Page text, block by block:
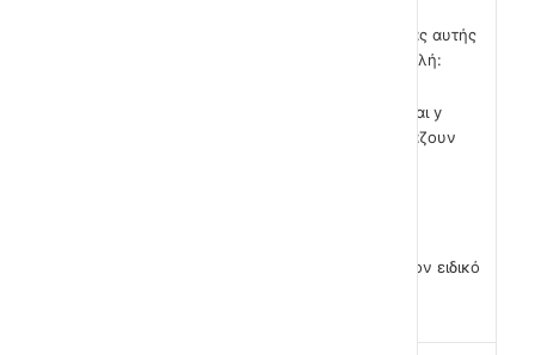
ερευνήσουμε τις εντολές της παλέτας αυτής
προσεκτικά θα εντοπίσουμε την εντολή:
Πήγαινε στην θέση χ και y. Όπου χ και y
είναι συγκεκριμένες τιμές που εκφράζουν
Εδώ θα χρειαστώ λίγη βοήθεια από τον ειδικό